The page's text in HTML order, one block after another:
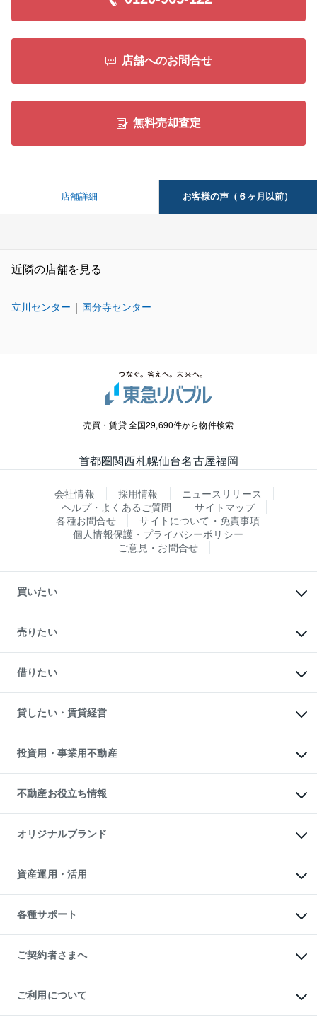
店舗へのお問合せ
無料売却査定
店舗詳細 お客様の声（６ヶ月以前）
近隣の店舗を見る
立川センター 国分寺センター
売買・賃貸 全国29,690件から物件検索
首都圏関西札幌仙台名古屋福岡
会社情報 採用情報
ニュースリリース
ヘルプ・よくあるご質問
サイトマップ
各種お問合せ
サイトについて・免責事項
個人情報保護・プライバシーポリシー
ご意見・お問合せ
買いたい
新築・分譲マンションの購入
中古マンションの購入
一戸建ての購入
中古一戸建ての購入
不動産購入の流れ
注目キーワード物件特集
購入ガイド
English 繁体中文簡体中文
売りたい
一戸建ての売却・査定
土地の売却・査定
スピードAI査定
不動産査定について
不動産売却の流れ
不動産買換えの流れ
売却ガイド
借りたい
オフィス・店舗の賃貸
借りるときの流れ
借りるガイド
貸したい・賃貸経営
マンション賃料データ
賃貸管理プラン
リロケーションについて
貸すガイド
投資用・事業用不動産
事業用不動産
マンション投資
投資用マンション
アパート経営
収益物件
ビル購入（ビル一棟）
投資用不動産の売却査定
事業用不動産の売却査定
不動産お役立ち情報
マンションライブラリー
人気マンションランキング
暮らしに役立つ不動産メディア
不動産相場・不動産価格情報
不動産コラム・ニュース
不動産用語集
不動産なんでもネット相談室
住まいの税金
オリジナルブランド
一棟リノベーションマンション
L`GENTE（ルジェンテ）
区分リノベーションマンション
投資用一棟レジデンスWELL
不動産小口投資
LEGACIA（レガシア）
資産運用・活用
不動産M&A
アセットマネジメント・出資
各種サポート
相続サポート
リフォームサポート
ご契約者さまへ
ご紹介・再契約特典
入居者様専用-各種ご案内（賃貸）
東急こすもす会「こすもすWeb」
ご利用について